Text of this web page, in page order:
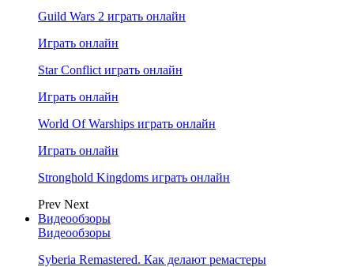
Guild Wars 2 играть онлайн
Играть онлайн
Star Conflict играть онлайн
Играть онлайн
World Of Warships играть онлайн
Играть онлайн
Stronghold Kingdoms играть онлайн
Prev Next
Видеообзоры
Видеообзоры
Syberia Remastered. Как делают ремастеры